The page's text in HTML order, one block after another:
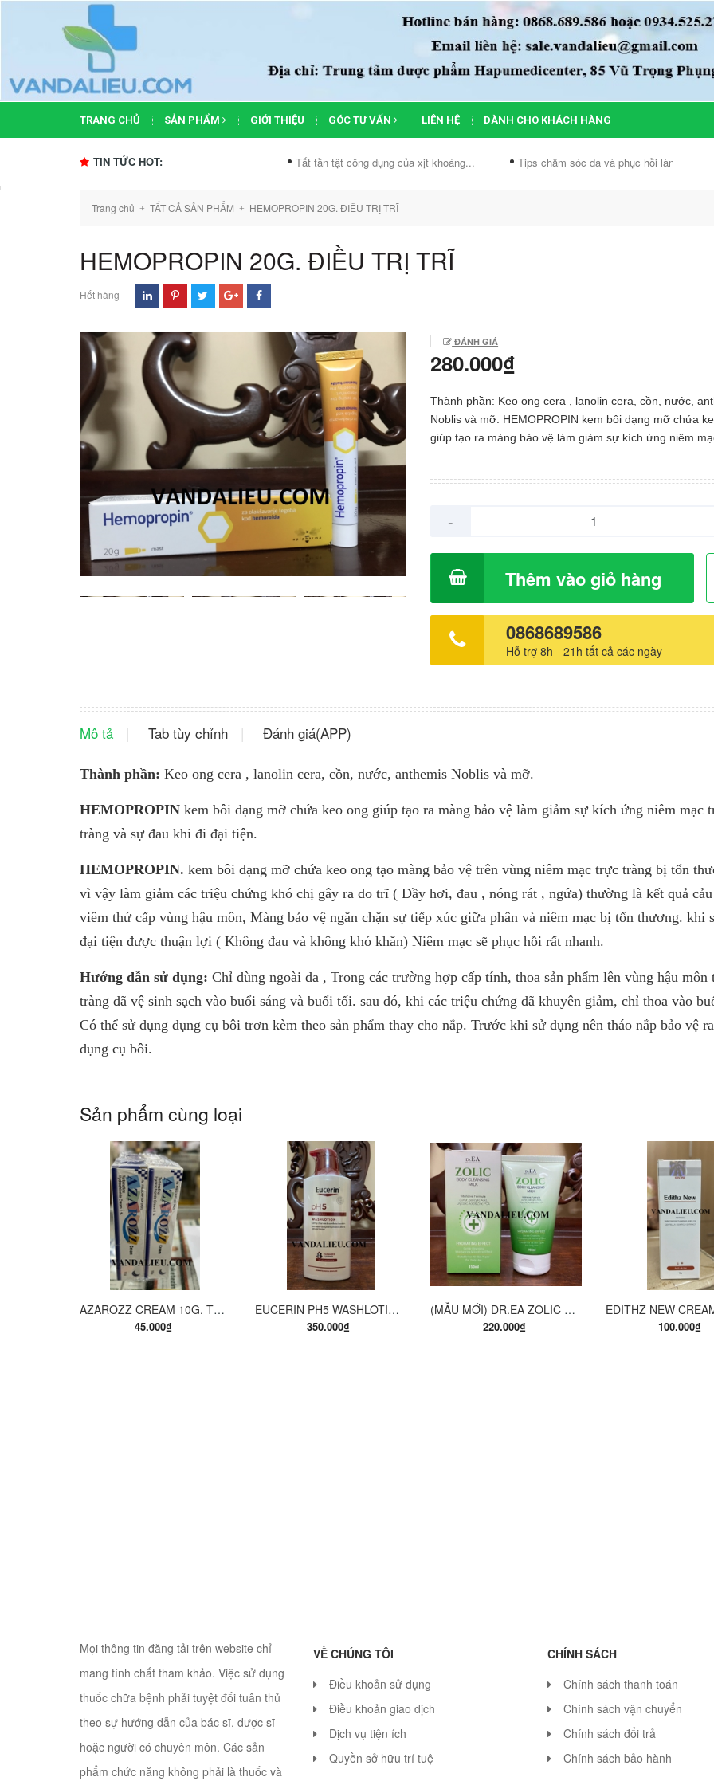
TRANG CHỦ SẢN PHẨM GIỚI THIỆU GÓC TƯ VẤN LIÊN HỆ DÀNH CHO KHÁCH HÀNG
TIN TỨC HOT: Tất tần tật công dụng của xịt khoáng... Tips chăm sóc da và phục hồi làn...
Trang chủ + TẤT CẢ SẢN PHẨM + HEMOPROPIN 20G. ĐIỀU TRỊ TRĨ
HEMOPROPIN 20G. ĐIỀU TRỊ TRĨ
Hết hàng
ĐÁNH GIÁ
280.000₫
Thành phần: Keo ong cera , lanolin cera, cồn, nước,
Noblis và mỡ. HEMOPROPIN kem bôi dạng mỡ chứa
giúp tạo ra màng bảo vệ làm giảm sự kích ứng niêm
viêm thứ cấp vùng hậu môn, Màng bảo vệ ngăn chặn
phục hồi rất nhanh. Hướng dẫn sử dụng: Chỉ dùng
Trong các trường hợp cấp tính, thoa sản phẩm lên
môn trực tràng đã vệ sinh sạch vào buổi sáng và buổi
đó, khi các triệu chứng đã khuyên giảm, chỉ thoa vào
Có thể sử dụng dụng cụ bôi trơn kèm theo sản phẩm
-
Thêm vào giỏ hàng
0868689586
Hỗ trợ 8h - 21h tất cả các ngày
Mô tả Tab tùy chỉnh Đánh giá(APP)
Thành phần: Keo ong cera , lanolin cera, cồn, nước, anthemis Noblis và mỡ.
HEMOPROPIN kem bôi dạng mỡ chứa keo ong giúp tạo ra màng bảo vệ làm giảm sự kích ứng niêm mạc
tràng và sự đau khi đi đại tiện.
HEMOPROPIN. kem bôi dạng mỡ chứa keo ong tạo màng bảo vệ trên vùng niêm mạc trực tràng bị tổn
vì vậy làm giảm các triệu chứng khó chị gây ra do trĩ ( Đầy hơi, đau , nóng rát , ngứa) thường là kết quả
viêm thứ cấp vùng hậu môn, Màng bảo vệ ngăn chặn sự tiếp xúc giữa phân và niêm mạc bị tổn thương. khi
đại tiện được thuận lợi ( Không đau và không khó khăn) Niêm mạc sẽ phục hồi rất nhanh.
Hướng dẫn sử dụng: Chỉ dùng ngoài da , Trong các trường hợp cấp tính, thoa sản phẩm lên vùng hậu môn
tràng đã vệ sinh sạch vào buổi sáng và buổi tối. sau đó, khi các triệu chứng đã khuyên giảm, chỉ thoa vào
Có thể sử dụng dụng cụ bôi trơn kèm theo sản phẩm thay cho nắp. Trước khi sử dụng nên tháo nắp bảo vệ
dụng cụ bôi.
Sản phẩm cùng loại
MUA HÀNG
AZAROZZ CREAM 10G. TERBINAFINE 1%. THUỐC TRỊ NẤM DA CHÂN, NẤM DA ĐÙI, NẤM DA THÂN, LANG BEN...
45.000₫
MUA HÀNG
EUCERIN PH5 WASHLOTION 400ML. SỮA TẮM DẠNG GEL CHO DA NHẠY CẢM.
350.000₫
MUA HÀNG
(MẪU MỚI) DR.EA ZOLIC BODY CLEANSING MILK 150ML. SỮA TẮM Y KHOA
220.000₫
MUA
100.000₫
Mọi thông tin đăng tải trên website chỉ
mang tính chất tham khảo. Việc sử dụng
thuốc chữa bệnh phải tuyệt đối tuân thủ
theo sự hướng dẫn của bác sĩ, dược sĩ
hoặc người có chuyên môn. Các sản
phẩm chức năng không phải là thuốc và
VỀ CHÚNG TÔI
Điều khoản sử dụng
Điều khoản giao dịch
Dịch vụ tiện ích
Quyền sở hữu trí tuệ
CHÍNH SÁCH
Chính sách thanh toán
Chính sách vận chuyển
Chính sách đổi trả
Chính sách bảo hành